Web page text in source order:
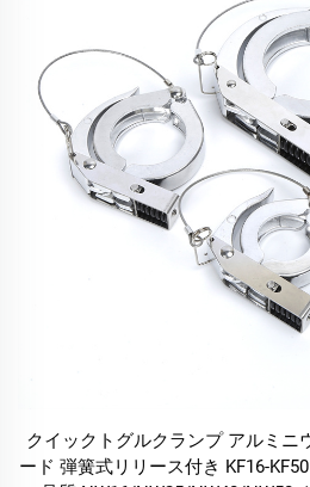
クイックトグルクランプ アルミニ
ード 弾簧式リリース付き KF16-